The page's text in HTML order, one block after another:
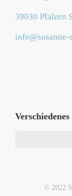
39030 Pfalzen
Verschiedenes
© 2022